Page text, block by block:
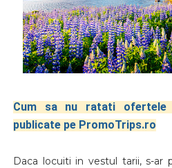
Cum sa nu ratati ofertele
publicate pe PromoTrips.ro
Daca locuiti in vestul tarii, s-